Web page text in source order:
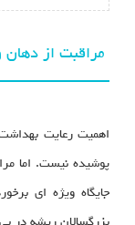
مراقبت از دهان
اهمیت رعایت
پوشیده نیست. اما
جایگاه ویژه ای